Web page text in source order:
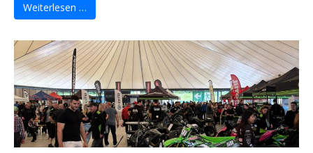
Weiterlesen …